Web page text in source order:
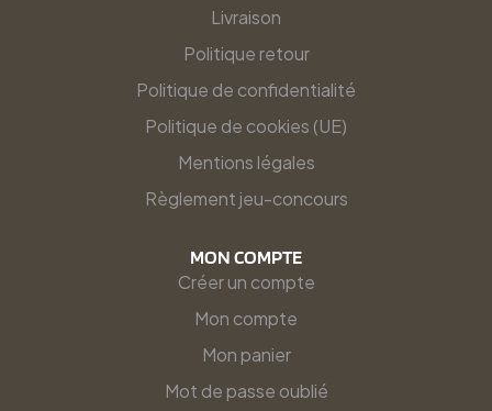
Livraison
Politique retour
Politique de confidentialité
Politique de cookies (UE)
Mentions légales
Règlement jeu-concours
MON COMPTE
Créer un compte
Mon compte
Mon panier
Mot de passe oublié